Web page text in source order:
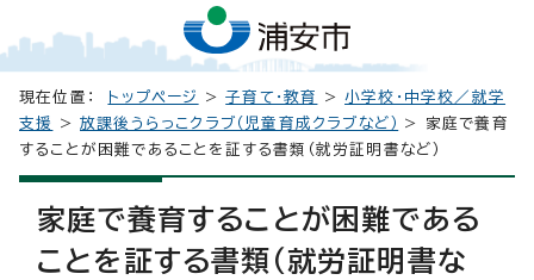
現在位置： トップページ >子育て・教育 >小学校・中学校／就学
支援
>放課後うらっこクラブ（児童育成クラブなど）
> 家庭で養育
することが困難であることを証する書類（就労証明書など）
家庭で養育することが困難である
ことを証する書類（就労証明書な